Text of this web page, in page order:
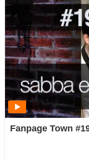
Fanpage Town